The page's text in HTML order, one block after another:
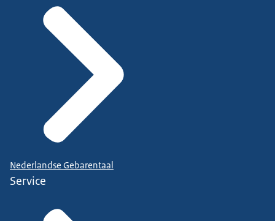
Nederlandse Gebarentaal
Service